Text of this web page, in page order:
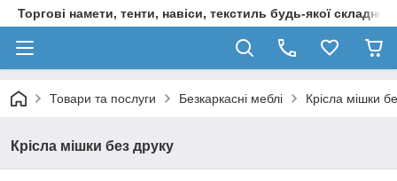
Торгові намети, тенти, навіси, текстиль будь-якої
Товари та послуги Безкаркасні меблі Крісла мішки
Крісла мішки без друку